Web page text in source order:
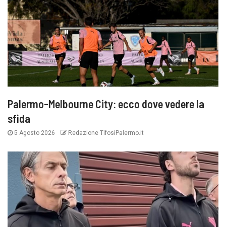
Palermo-Melbourne City: ecco dove vedere la
sfida
5 Agosto 2026 Redazione TifosiPalermo.it